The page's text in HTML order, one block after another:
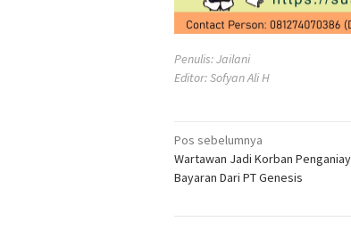
Penulis: Jailani
Editor: Sofyan Ali H
Navigasi
pos
Pos sebelumnya
Wartawan Jadi Korban
Bayaran Dari PT Genesis